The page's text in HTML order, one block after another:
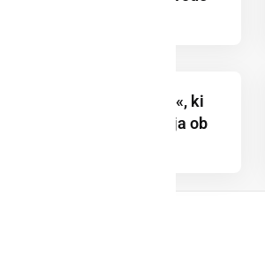
»Poletni glasbenik«, ki
nas glasno spremlja ob